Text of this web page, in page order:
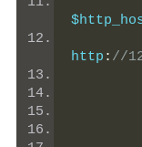
http : //